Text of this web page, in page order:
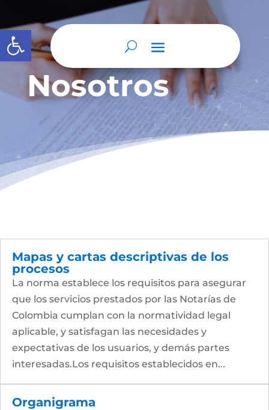
Abrir barra de herramientas
Nosotros
Mapas y cartas descriptivas de los
procesos
La norma establece los requisitos para asegurar
que los servicios prestados por las Notarías de
Colombia cumplan con la normatividad legal
aplicable, y satisfagan las necesidades y
expectativas de los usuarios, y demás partes
interesadas.Los requisitos establecidos en...
Organigrama